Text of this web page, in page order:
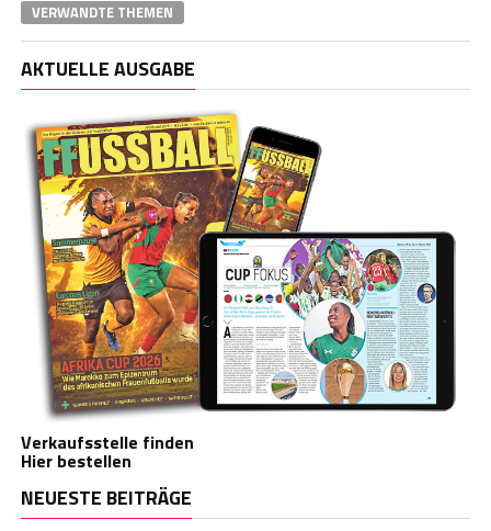
VERWANDTE THEMEN
AKTUELLE AUSGABE
Verkaufsstelle finden
Hier bestellen
NEUESTE BEITRÄGE